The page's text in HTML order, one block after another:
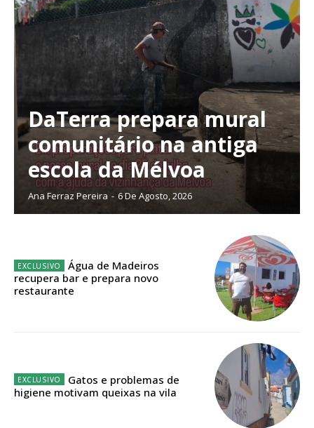
Planos de Assinatura
Faça-se assinante do Região de Cister e ajude-nos a manter este serviço
Sendo assinante terá acesso a todos os conteúdos exclusivos e versões
digitais.
Escolha o plano de assinatura desejado:
IMPRESSA
32€
DaTerra prepara mural
comunitário na antiga
escola da Mélvoa
Ana Ferraz Pereira - 6 De Agosto, 2026
Água de Madeiros
recupera bar e prepara novo
restaurante
Gatos e problemas de
higiene motivam queixas na vila